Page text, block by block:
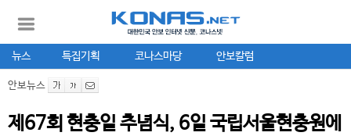
뉴스 특집기획 코나스마당 안보칼럼
안보뉴스
제67회 현충일 추념식, 6일 국립서울현충원에